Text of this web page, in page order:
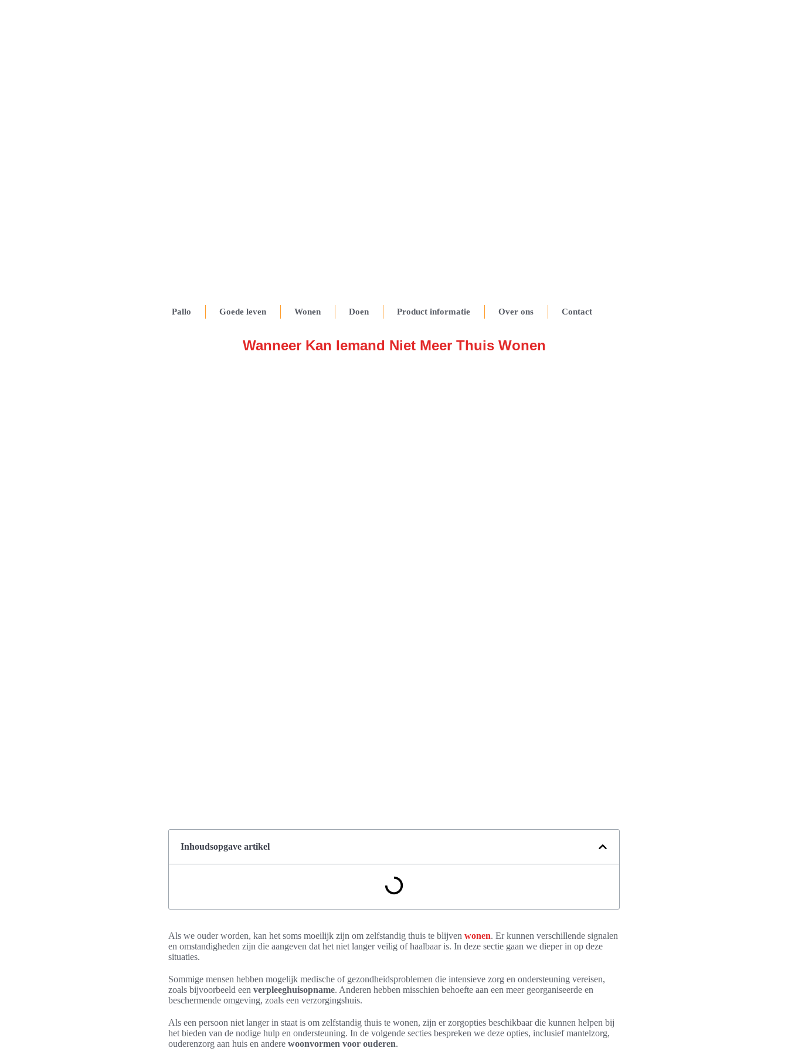
Pallo Goede leven Wonen Doen Product informatie Over ons Contact
Wanneer Kan Iemand Niet Meer Thuis Wonen
Inhoudsopgave artikel
Als we ouder worden, kan het soms moeilijk zijn om zelfstandig thuis te blijven wonen. Er kunnen verschillende signalen
en omstandigheden zijn die aangeven dat het niet langer veilig of haalbaar is. In deze sectie gaan we dieper in op deze
situaties.
Sommige mensen hebben mogelijk medische of gezondheidsproblemen die intensieve zorg en ondersteuning vereisen,
zoals bijvoorbeeld een verpleeghuisopname. Anderen hebben misschien behoefte aan een meer georganiseerde en
beschermende omgeving, zoals een verzorgingshuis.
Als een persoon niet langer in staat is om zelfstandig thuis te wonen, zijn er zorgopties beschikbaar die kunnen helpen bij
het bieden van de nodige hulp en ondersteuning. In de volgende secties bespreken we deze opties, inclusief mantelzorg,
ouderenzorg aan huis en andere woonvormen voor ouderen.